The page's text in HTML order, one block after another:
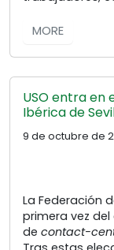
MORE
USO entra en
Ibérica de
9 de octubre de
La Federación
primera vez
de contact-